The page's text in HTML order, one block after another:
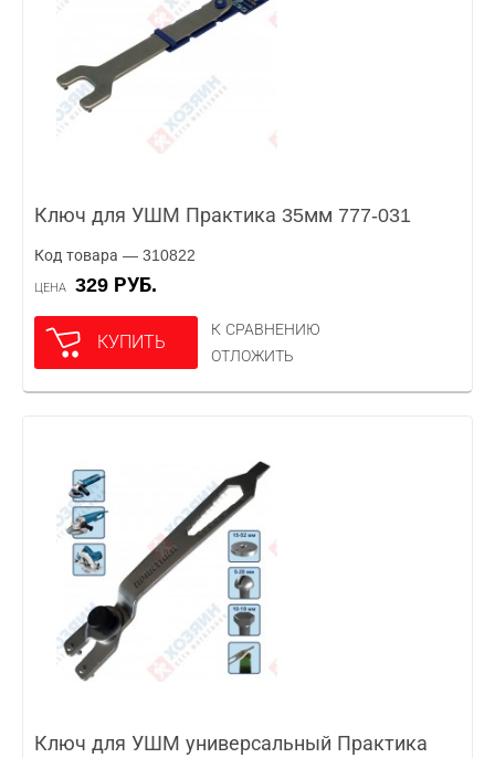
Ключ для УШМ Практика 35мм 777-031
Код товара — 310822
ЦЕНА 329 РУБ.
КУПИТЬ
К СРАВНЕНИЮ
ОТЛОЖИТЬ
Ключ для УШМ универсальный Практика